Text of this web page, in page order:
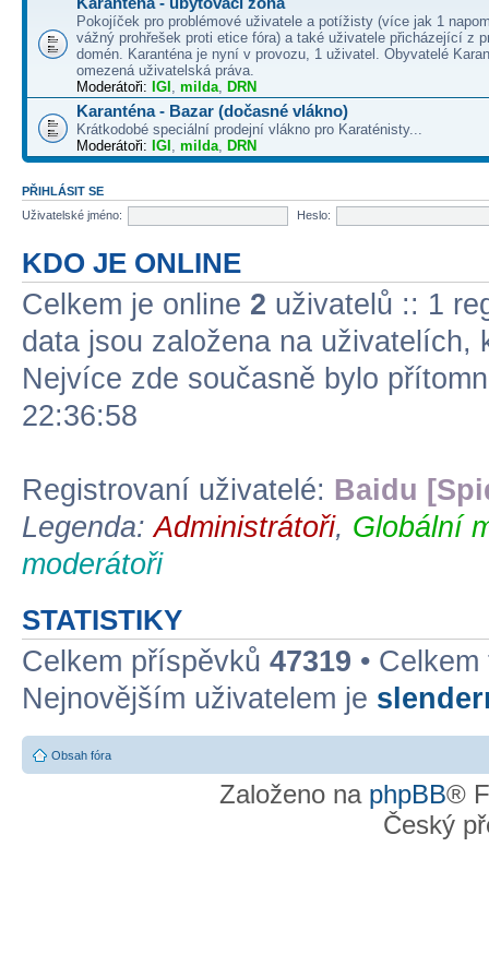
Pokojíček pro problémové uživatele a potížisty (více jak 1
vážný prohřešek proti etice fóra) a také uživatele přicházející z
domén. Karanténa je nyní v provozu, 1 uživatel. Obyvatelé
omezená uživatelská práva.
Moderátoři: IGI , milda, DRN
Karanténa - Bazar (dočasné vlákno)
Krátkodobé speciální prodejní vlákno pro Karaténisty...
Moderátoři: IGI , milda, DRN
PŘIHLÁSIT SE
Uživatelské jméno:
Heslo:
KDO JE ONLINE
Celkem je online 2 uživatelů :: 1
data jsou založena na
Nejvíce zde současně bylo
22:36:58
Registrovaní uživatelé: Baidu
Legenda:Administrátoři, Globální
moderátoři
STATISTIKY
Celkem příspěvků 47319 •
Nejnovějším uživatelem je
Obsah fóra
Založeno na phpBB®
Český